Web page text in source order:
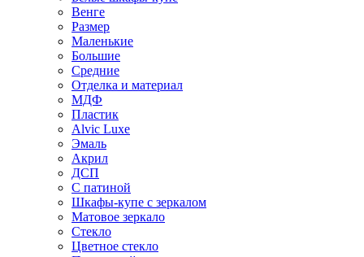
Венге
Размер
Маленькие
Большие
Средние
Отделка и материал
МДФ
Пластик
Alvic Luxe
Эмаль
Акрил
ДСП
С патиной
Шкафы-купе с зеркалом
Матовое зеркало
Стекло
Цветное стекло